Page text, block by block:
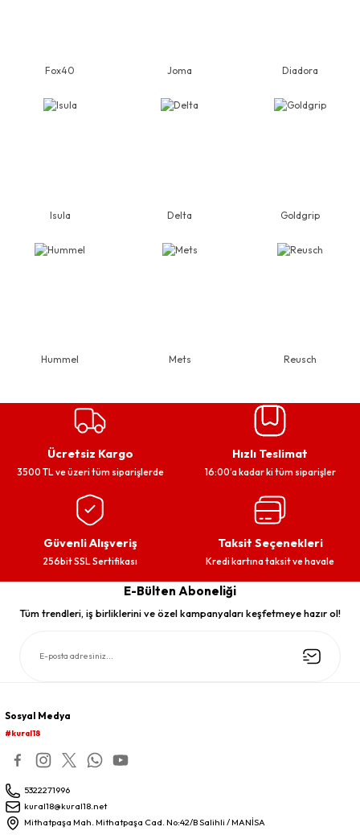
Fox40 Joma Diadora
Isula Delta Goldgrip
Hummel Mets Reusch
Ücretsiz Kargo
3500 TL ve üzeri tüm siparişlerde
Hızlı Teslimat
16:00’a kadar ki tüm siparişler
Güvenli Alışveriş
256bit SSL Sertifikası
Taksit Seçenekleri
Kredi kartına taksit ve havale
E-Bülten Aboneliği
Tüm trendleri, iş birliklerini ve özel kampanyaları keşfetmeye hazır ol!
Sosyal Medya
#kural18
5322271996
kural18@kural18.net
Mithatpaşa Mah. Mithatpaşa Cad. No:42/B Salihli / MANİSA